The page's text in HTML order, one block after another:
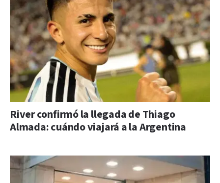
River confirmó la llegada de Thiago
Almada: cuándo viajará a la Argentina